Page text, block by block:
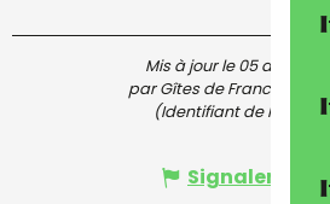
Mis à jour le 05 août
par Gîtes de France
(Identifiant de l'offre :
Signaler une